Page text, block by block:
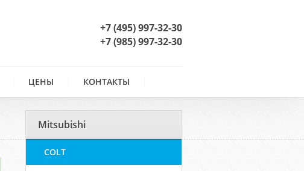
+7 (495) 997-32-30
+7 (985) 997-32-30
ЦЕНЫ КОНТАКТЫ
Mitsubishi
COLT